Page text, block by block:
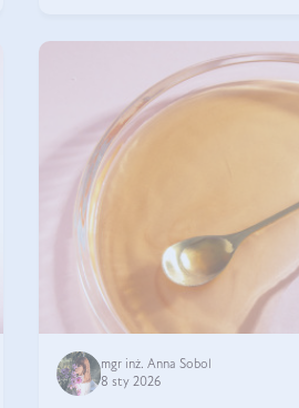
mgr inż. Anna Sobol
8 sty 2026